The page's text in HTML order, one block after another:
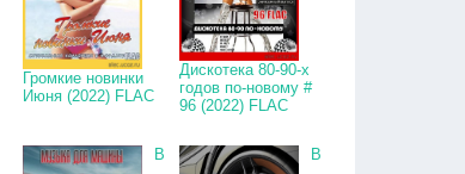
Громкие новинки
Июня (2022) FLAC
Дискотека 80-90-х
годов по-новому #
96 (2022) FLAC
В В